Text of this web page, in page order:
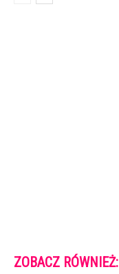
ZOBACZ RÓWNIEŻ: